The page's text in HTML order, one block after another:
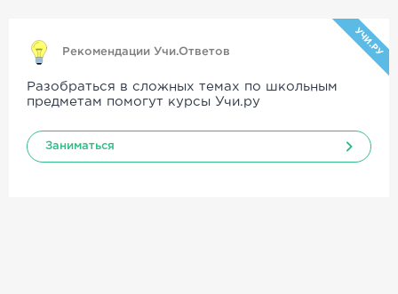
Рекомендации Учи.Ответов УЧИ.РУ
Разобраться в сложных темах по школьным
предметам помогут курсы Учи.ру
Заниматься